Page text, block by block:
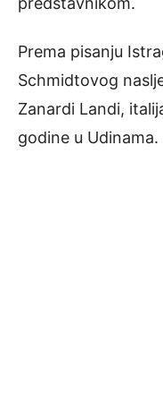
Prema pisanju
Schmidtovog
Zanardi Landi,
godine u Udinama.